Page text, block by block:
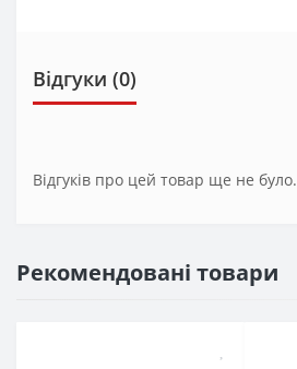
Відгуки (0)
Відгуків про цей товар ще не було.
Рекомендовані товари